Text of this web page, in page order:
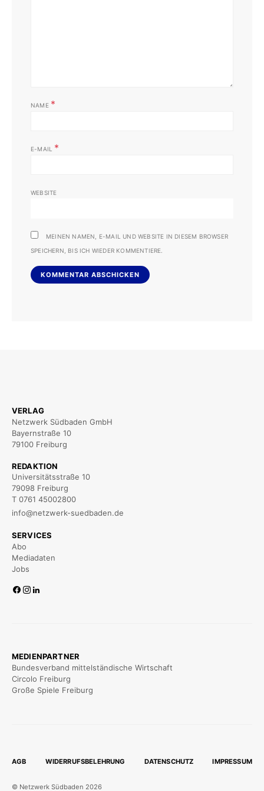
NAME *
E-MAIL *
WEBSITE
MEINEN NAMEN, E-MAIL UND WEBSITE IN DIESEM BROWSER
SPEICHERN, BIS ICH WIEDER KOMMENTIERE.
VERLAG
Netzwerk Südbaden GmbH
Bayernstraße 10
79100 Freiburg
REDAKTION
Universitätsstraße 10
79098 Freiburg
T 0761 45002800
info@netzwerk-suedbaden.de
SERVICES
Abo
Mediadaten
Jobs
MEDIENPARTNER
Bundesverband mittelständische Wirtschaft
Circolo Freiburg
Große Spiele Freiburg
AGB WIDERRUFSBELEHRUNG DATENSCHUTZ IMPRESSUM
© Netzwerk Südbaden 2026